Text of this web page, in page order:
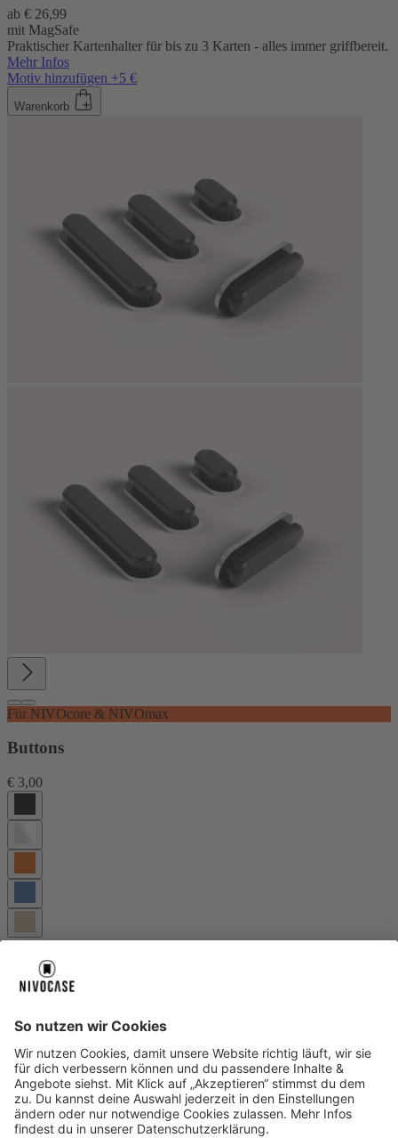
ab € 26,99
mit MagSafe
Praktischer Kartenhalter für bis zu 3 Karten - alles immer griffbereit.
Mehr Infos
Motiv hinzufügen +5 €
Warenkorb
Für NIVOcore & NIVOmax
Buttons
€ 3,00
Wechselbare Knöpfe aus hochwertigem Aluminium für NIVOcore
und NIVOmax.
Mehr Infos
Über uns Über uns
About NIVOCASE NIVOCASE Test Lab Schreib uns
Sicher bezahlen
Sicher bezahlen